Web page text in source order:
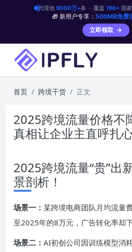
代理池 9000万+条 · 覆盖 190+国家
🎁 新用户专享： 500MB免费
立即领取
首页 跨境干货 正文
2025跨境流量价格不
真相让企业主直呼扎
2025跨境流量“贵”出
景剖析！
场景一： 某跨境电商团队月均流量
至2025年的8万元，广告转化率却
场景二： AI初创公司因训练模型消